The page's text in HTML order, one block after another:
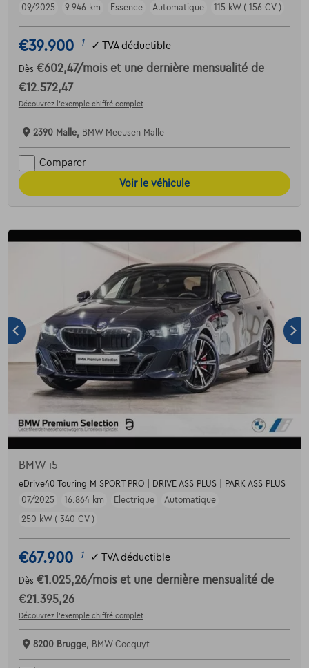
09/2025
9.946 km Essence Automatique 115 kW ( 156 CV )
€39.900 1 ✓ TVA déductible
Dès €602,47/mois et une dernière mensualité de
€12.572,47
Découvrez l’exemple chiffré complet
2390 Malle, BMW Meeusen Malle
Comparer
Voir le véhicule
BMW i5
eDrive40 Touring M SPORT PRO | DRIVE ASS PLUS | PARK ASS PLUS
07/2025
16.864 km Electrique
Automatique
250 kW ( 340 CV )
€67.900 1 ✓ TVA déductible
Dès €1.025,26/mois et une dernière mensualité de
€21.395,26
Découvrez l’exemple chiffré complet
8200 Brugge, BMW Cocquyt